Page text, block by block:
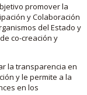
promover la
y Colaboración
del Estado y
co-creación y
la transparencia en
y le permite a la
en los